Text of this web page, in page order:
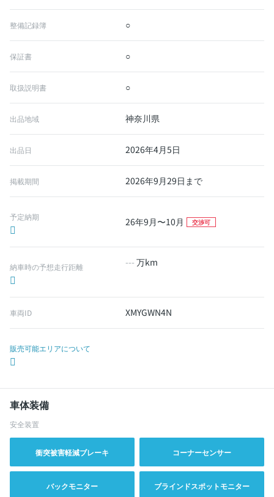
整備記録簿 ○
保証書 ○
取扱説明書 ○
出品地域 神奈川県
出品日 2026年4月5日
掲載期間 2026年9月29日まで
予定納期 26年9月〜10月 交渉可
納車時の予想走行距離 --- 万km
車両ID XMYGWN4N
販売可能エリアについて
車体装備
安全装置
衝突被害軽減ブレーキ コーナーセンサー
バックモニター ブラインドスポットモニター